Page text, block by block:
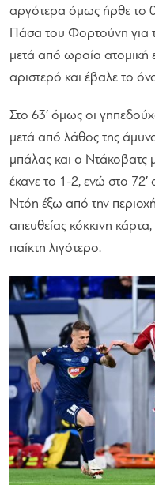
αργότερα όμως ήρθε το
Πάσα του Φορτούνη για
μετά από ωραία ατομική
αριστερό και έβαλε το
Στο 63′ όμως οι
μετά από λάθος της
μπάλας και ο Ντάκοβατς
έκανε το 1-2, ενώ στο 72′
Ντόη έξω από την
απευθείας κόκκινη
παίκτη λιγότερο.